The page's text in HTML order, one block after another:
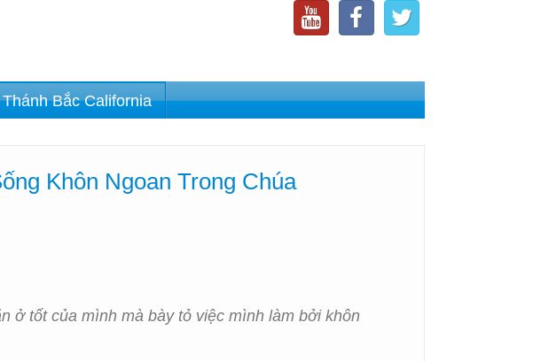
Bắc California
Khôn Ngoan Trong Chúa
ở tốt của mình mà bày tỏ việc mình làm bởi khôn